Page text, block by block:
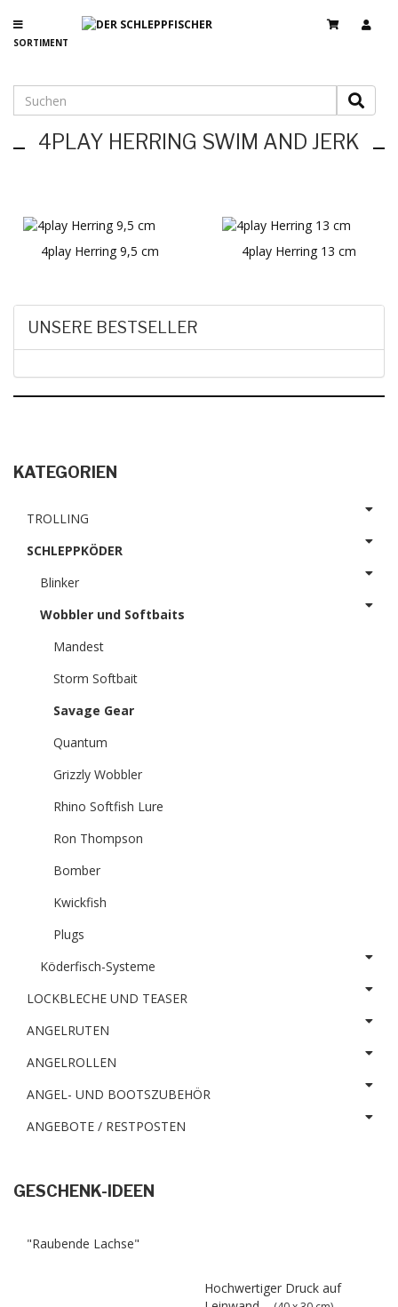
SORTIMENT
4PLAY HERRING SWIM AND JERK
4play Herring 9,5 cm 4play Herring 13 cm
UNSERE BESTSELLER
KATEGORIEN
TROLLING
SCHLEPPKÖDER
Blinker
Wobbler und Softbaits
Mandest
Storm Softbait
Savage Gear
Quantum
Grizzly Wobbler
Rhino Softfish Lure
Ron Thompson
Bomber
Kwickfish
Plugs
Köderfisch-Systeme
LOCKBLECHE UND TEASER
ANGELRUTEN
ANGELROLLEN
ANGEL- UND BOOTSZUBEHÖR
ANGEBOTE / RESTPOSTEN
GESCHENK-IDEEN
"Raubende Lachse"
Hochwertiger Druck auf